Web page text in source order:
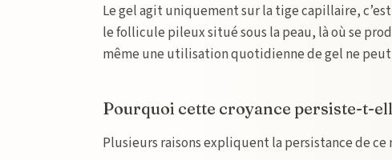
Le gel agit uniquement sur la tige capillaire,
le follicule pileux situé sous la peau, là où se
même une utilisation quotidienne de gel ne
Pourquoi cette croyance persiste-t-
Plusieurs raisons expliquent la persistance de ce